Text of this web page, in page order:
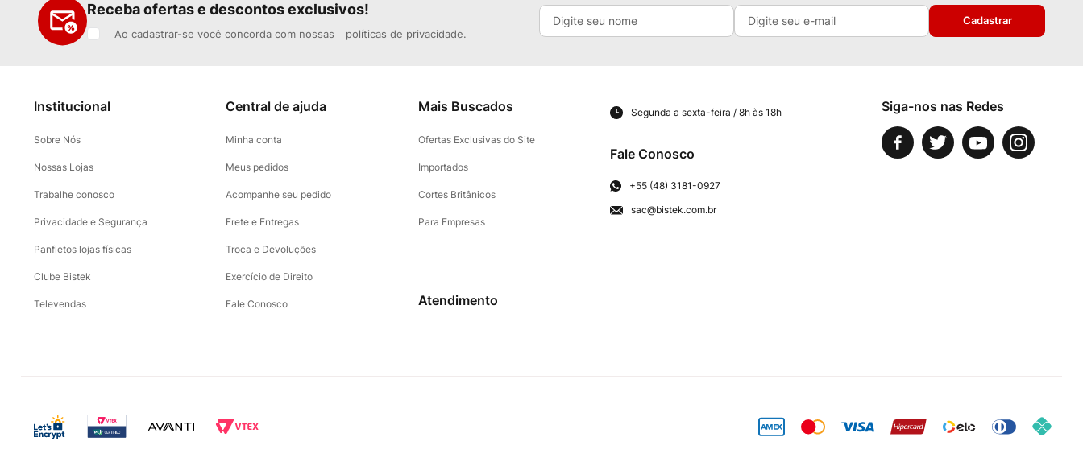
Receba ofertas e descontos exclusivos!
Ao cadastrar-se você concorda com nossas políticas de privacidade.
Cadastrar
Institucional
Sobre Nós
Nossas Lojas
Trabalhe conosco
Privacidade e Segurança
Panfletos lojas físicas
Clube Bistek
Televendas
Central de ajuda
Minha conta
Meus pedidos
Acompanhe seu pedido
Frete e Entregas
Troca e Devoluções
Exercício de Direito
Fale Conosco
Mais Buscados
Ofertas Exclusivas do Site
Importados
Cortes Britânicos
Para Empresas
Atendimento
Segunda a sexta-feira / 8h às 18h
Fale Conosco
+55 (48) 3181-0927
sac@bistek.com.br
Siga-nos nas Redes